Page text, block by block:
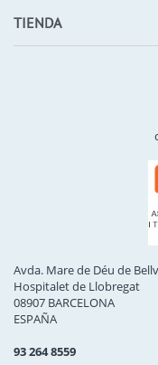
TIENDA
Avda. Mare de Déu de
Hospitalet de Llobregat
08907 BARCELONA
ESPAÑA
93 264 8559